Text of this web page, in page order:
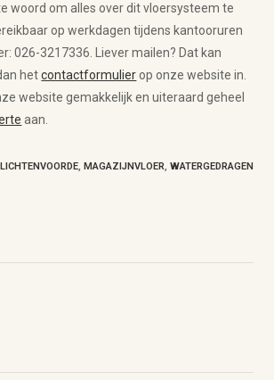
woord om alles over dit vloersysteem te
op werkdagen tijdens kantooruren
026-3217336. Liever mailen? Dat kan
hetcontactformulierop onze website in.
website gemakkelijk en uiteraard geheel
aan.
, MAGAZIJNVLOER, WATERGEDRAGEN